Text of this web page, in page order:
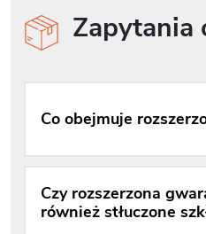
Zapytania
Co obejmuje
Czy rozszerzona
również stłuczone